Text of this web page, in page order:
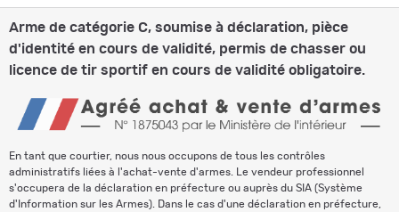
Arme de catégorie C, soumise à déclaration, pièce
d'identité en cours de validité, permis de chasser ou
licence de tir sportif en cours de validité obligatoire.
En tant que courtier, nous nous occupons de tous les contrôles
administratifs liées à l'achat-vente d'armes. Le vendeur professionnel
s'occupera de la déclaration en préfecture ou auprès du SIA (Système
d'Information sur les Armes). Dans le cas d'une déclaration en préfecture,